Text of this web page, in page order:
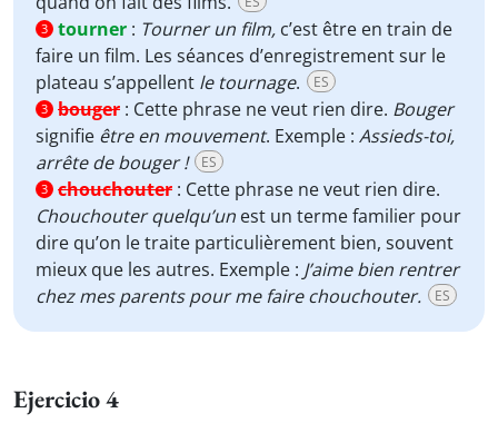
3 tourner : Tourner un film, c’est être en train de
faire un film. Les séances d’enregistrement sur le
plateau s’appellent le tournage. ES
3 bouger : Cette phrase ne veut rien dire. Bouger
signifie être en mouvement. Exemple : Assieds-toi,
arrête de bouger !
ES
3 chouchouter : Cette phrase ne veut rien dire.
Chouchouter quelqu’un est un terme familier pour
dire qu’on le traite particulièrement bien, souvent
mieux que les autres. Exemple : J’aime bien rentrer
chez mes parents pour me faire chouchouter.
ES
Ejercicio 4